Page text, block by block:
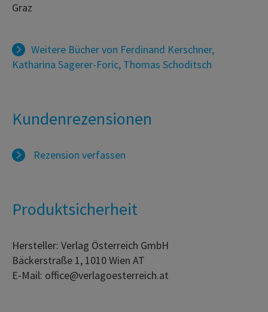
Graz
Weitere Bücher von Ferdinand Kerschner,
Katharina Sagerer-Foric, Thomas Schoditsch
Kundenrezensionen
Rezension verfassen
Produktsicherheit
Hersteller: Verlag Österreich GmbH
Bäckerstraße 1, 1010 Wien AT
E-Mail: office@verlagoesterreich.at